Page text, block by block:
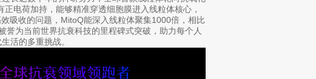
电荷加持，能够精准穿透细胞膜进入线粒体核心，
吸收的问题，MitoQ能深入线粒体聚集1000倍，相比
为当前世界抗衰科技的里程碑式突破，助力每个人
活的多重挑战。